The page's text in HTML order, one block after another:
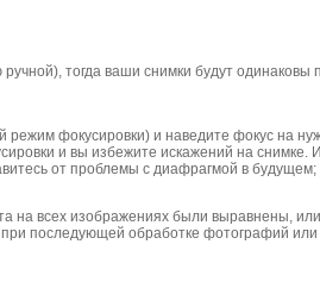
тогда ваши снимки будут одинаковы
режим фокусировки) и наведите фокус на
и вы избежите искажений на снимке.
от проблемы с диафрагмой в будущем;
на всех изображениях были выравнены,
последующей обработке фотографий